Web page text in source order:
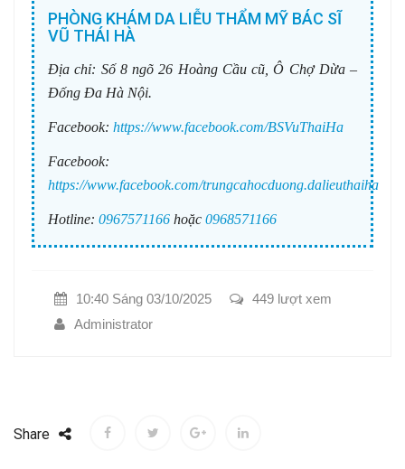
PHÒNG KHÁM DA LIỄU THẨM MỸ BÁC SĨ
VŨ THÁI HÀ
Địa chỉ: Số 8 ngõ 26 Hoàng Cầu cũ, Ô Chợ Dừa –
Đống Đa Hà Nội.
Facebook: https://www.facebook.com/BSVuThaiHa
Facebook:
https://www.facebook.com/trungcahocduong.dalieuthaiha
Hotline: 0967571166 hoặc 0968571166
10:40 Sáng 03/10/2025
449 lượt xem
Administrator
Share